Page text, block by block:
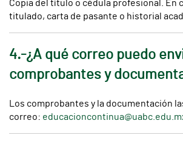
Copia del título o cédula profesional. En
titulado, carta de pasante o historial
4.-¿A qué correo puedo
comprobantes y
Los comprobantes y la documentación
correo: